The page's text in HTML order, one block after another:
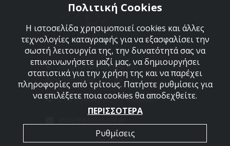
Στεφάνου Σαράφη 36,
Αργυρούπολη 164 52
210 9960427-210 9960489
Πολιτική Cookies
Η ιστοσελίδα χρησιμοποιεί cookies και άλλες
τεχνολογίες καταγραφής για να εξασφαλίσει την
σωστή λειτουργία της, την δυνατότητά σας να
επικοινωνήσετε μαζί μας, να δημιουργήσει
στατιστικά για την χρήση της και να παρέχει
πληροφορίες από τρίτους. Πατήστε ρυθμίσεις για
να επιλέξετε ποια cookies θα αποδεχθείτε.
ΠΕΡΙΣΣΟΤΕΡΑ
Ρυθμίσεις